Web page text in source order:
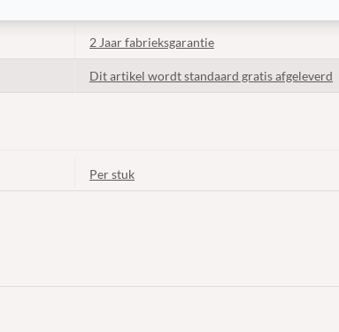
2 Jaar fabrieksgarantie
Dit artikel wordt standaard gratis afgeleverd
Per stuk